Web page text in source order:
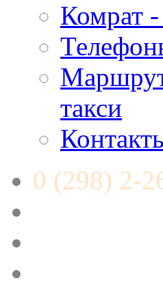
Комрат
такси
0 (298) 2-